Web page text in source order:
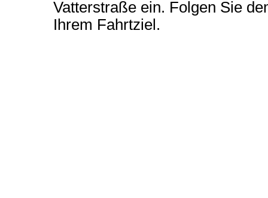
Vatterstraße ein. Folgen Sie
Ihrem Fahrtziel.